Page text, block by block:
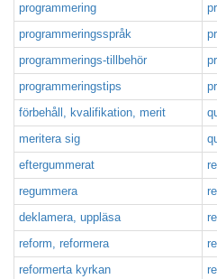
programmering
programmeringsspråk
programmerings-tillbehör
programmeringstips
förbehåll, kvalifikation, merit
meritera sig
eftergummerat
regummera
deklamera, uppläsa
reform, reformera
reformerta kyrkan